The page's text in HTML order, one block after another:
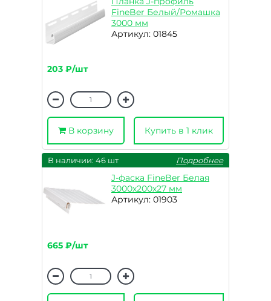
FineBer Белый/Ромашка
3000 мм
Артикул: 01845
203 ₽/шт
В корзину Купить в 1 клик
В наличии: 46 шт Подробнее
J-фаска FineBer Белая
3000х200х27 мм
Артикул: 01903
665 ₽/шт